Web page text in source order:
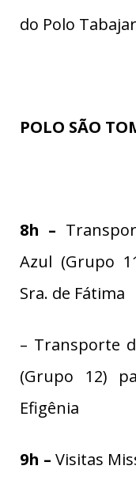
do Polo
POLO SÃO
8h –
Azul (Grupo
Sra. de Fátima
– Transporte
(Grupo 12)
Efigênia
9h – Visitas